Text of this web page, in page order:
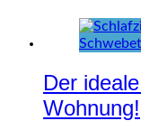
Der
Wohnung!